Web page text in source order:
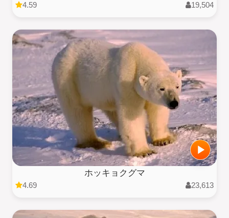
4.59 19,504
ホッキョクグマ
4.69 23,613